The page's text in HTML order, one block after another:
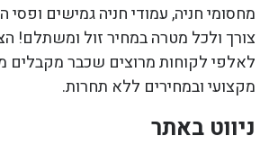
מחסומי חניה, עמודי חניה גמישים ופסי
צורך ולכל מטרה במחיר זול ומשתלם!
לאלפי לקוחות מרוצים שכבר מקבלים
מקצועי ובמחירים ללא תחרות.
ניווט באתר